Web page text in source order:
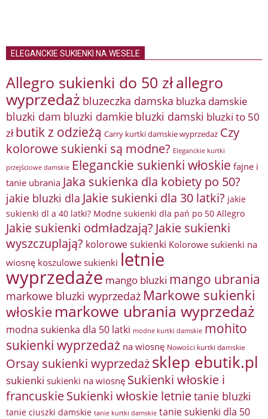
ELEGANCKIE SUKIENKI NA WESELE
Allegro sukienki do 50 złallegro
wyprzedaż bluzeczka damska bluzka damskie
bluzki dam bluzki damkie bluzki damski bluzki to 50
zł butik z odzieżą Carry kurtki damskie wyprzedaż Czy
kolorowe sukienki są modne? Eleganckie kurtki
przejściowe damskie Eleganckie sukienki włoskie fajne i
tanie ubrania Jaka sukienka dla kobiety po 50?
jakie bluzki dla Jakie sukienki dla 30 latki? jakie
sukienki dl a 40 latki? Modne sukienki dla pań po 50 Allegro
Jakie sukienki odmładzają? Jakie sukienki
wyszczuplają? kolorowe sukienki Kolorowe sukienki na
wiosnę koszulowe sukienki letnie
wyprzedaże mango bluzki mango ubrania
markowe bluzki wyprzedaż Markowe sukienki
włoskie markowe ubrania wyprzedaż
modna sukienka dla 50 latki modne kurtki damskie mohito
sukienki wyprzedaż na wiosnę Nowości kurtki damskie
Orsay sukienki wyprzedażsklep ebutik.pl
sukienki sukienki na wiosnę Sukienki włoskie i
francuskieSukienki włoskie letnietanie bluzki
tanie ciuszki damskie tanie kurtki damskie tanie sukienki dla 50